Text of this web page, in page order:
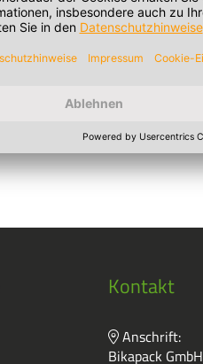
zu befüllen und in
Größen und Designs
– für Anwendungen von
Kontakt
Anschrift:
Bikapack GmbH